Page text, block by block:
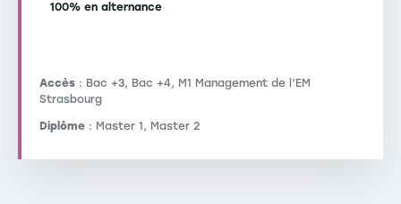
100% en alternance
Accès : Bac +3, Bac +4, M1 Management de l’EM
Strasbourg
Diplôme : Master 1, Master 2